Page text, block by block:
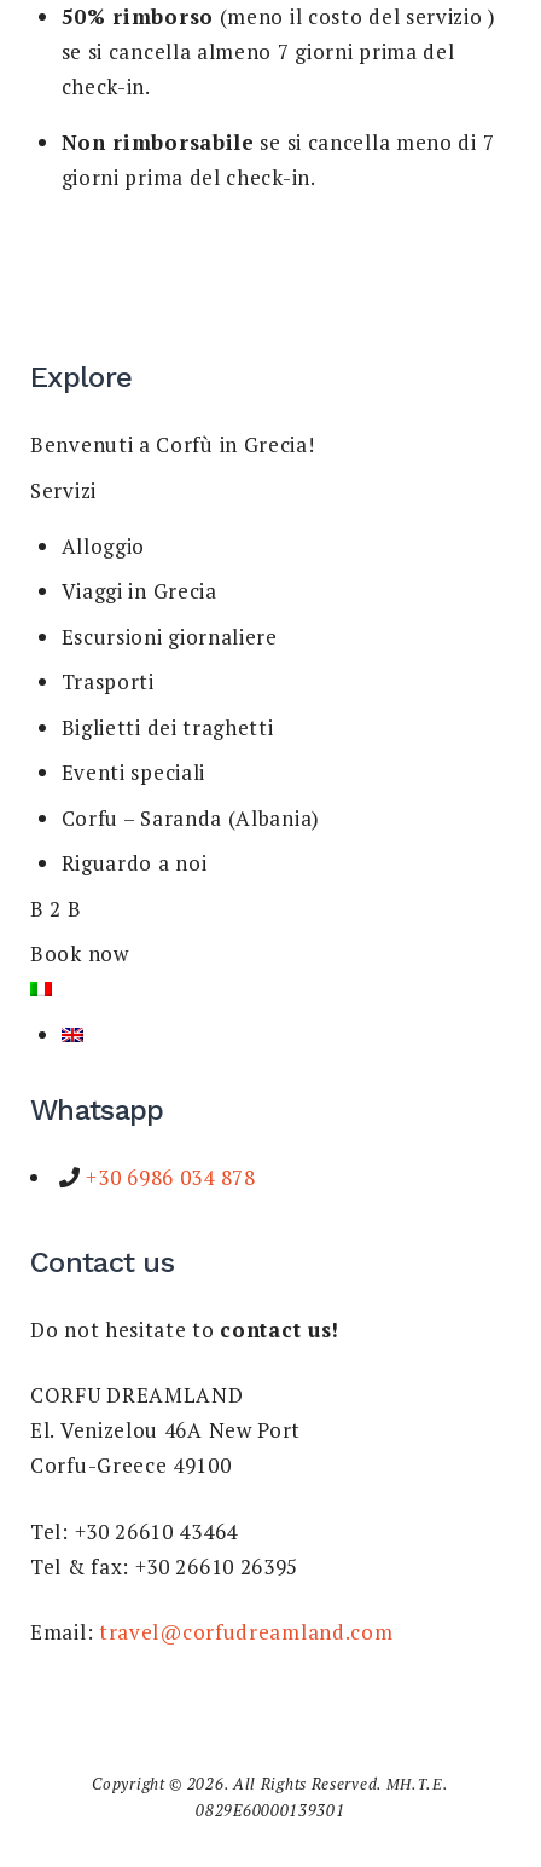
50% rimborso (meno il costo del servizio )
se si cancella almeno 7 giorni prima del
check-in.
Non rimborsabile se si cancella meno di 7
giorni prima del check-in.
Explore
Benvenuti a Corfù in Grecia!
Servizi
Alloggio
Viaggi in Grecia
Escursioni giornaliere
Trasporti
Biglietti dei traghetti
Eventi speciali
Corfu – Saranda (Albania)
Riguardo a noi
B 2 B
Book now
Whatsapp
+30 6986 034 878
Contact us
Do not hesitate to contact us!
CORFU DREAMLAND
El. Venizelou 46A New Port
Corfu-Greece 49100
Tel: +30 26610 43464
Tel & fax: +30 26610 26395
Email: travel@corfudreamland.com
Copyright © 2026. All Rights Reserved. ΜΗ.Τ.Ε.
0829E60000139301